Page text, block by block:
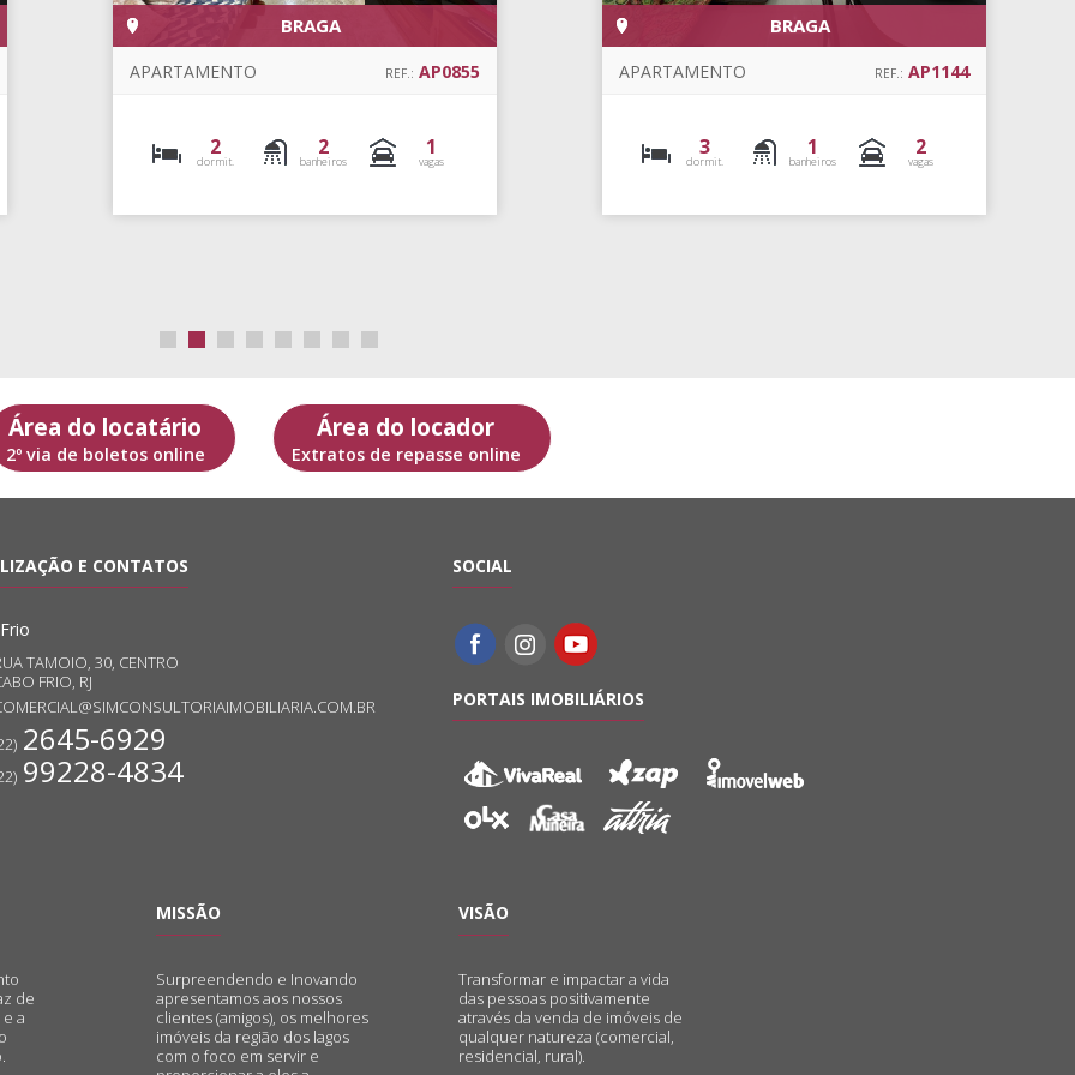
BRAGA
REF.: AP1144
APARTAMENTO
3
dormit.
1
banheiros
2
vagas
VILA NOVA
REF.: AP0726
APARTAMENTO
4
dormit.
1
banheiros
2
vagas
Área do locatário
2º via de boletos online
Área do locador
Extratos de repasse online
E CONTATOS
TAMOIO, 30, CENTRO
FRIO, RJ
2645-6929
99228-4834
SOCIAL
PORTAIS IMOBILIÁRIOS
de
a
MISSÃO
Surpreendendo e Inovando
apresentamos aos nossos
clientes (amigos), os melhores
imóveis da região dos lagos
com o foco em servir e
VISÃO
Transformar e impactar a vida
das pessoas positivamente
através da venda de imóveis de
qualquer natureza (comercial,
residencial, rural).